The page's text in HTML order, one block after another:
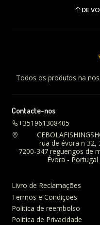
DE
Todos os produtos na
Contacte-nos
+351961308405
rua de évora n 32,
7200-347 reguengos de
Évora - Portugal
Livro de Reclamações
Termos e Condições
Politica de reembolso
Política de Privacidade